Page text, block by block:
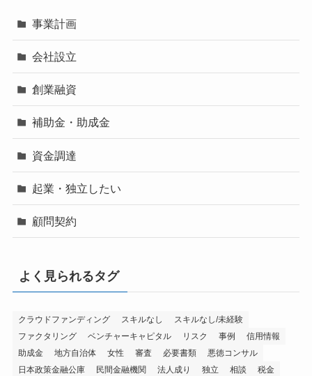
事業計画
会社設立
創業融資
補助金・助成金
資金調達
起業・独立したい
顧問契約
よく見られるタグ
クラウドファンディング スキルなし
スキルなし/未経験
ファクタリング
ベンチャーキャピタル リスク 事例
信用情報
助成金
地方自治体 女性 審査 必要書類
悪徳コンサル
日本政策金融公庫
民間金融機関 法人成り 独立 相談
税金